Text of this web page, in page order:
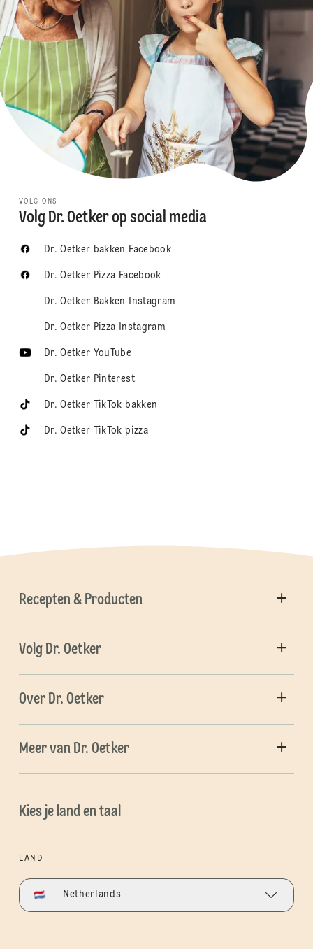
VOLG ONS
Volg Dr. Oetker op social media
Dr. Oetker bakken Facebook
Dr. Oetker Pizza Facebook
Dr. Oetker Bakken Instagram
Dr. Oetker Pizza Instagram
Dr. Oetker YouTube
Dr. Oetker Pinterest
Dr. Oetker TikTok bakken
Dr. Oetker TikTok pizza
Recepten & Producten
Volg Dr. Oetker
Over Dr. Oetker
Meer van Dr. Oetker
Kies je land en taal
LAND
Netherlands